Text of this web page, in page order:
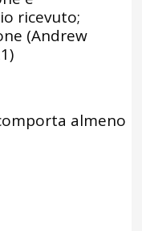
ricevuto;
(Andrew
almeno